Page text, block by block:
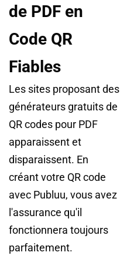
de PDF en
Code QR
Fiables
Les sites proposant des
générateurs gratuits de
QR codes pour PDF
apparaissent et
disparaissent. En
créant votre QR code
avec Publuu, vous avez
l'assurance qu'il
fonctionnera toujours
parfaitement.